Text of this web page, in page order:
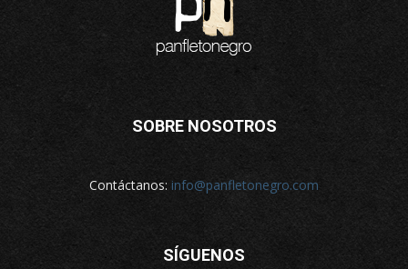
SOBRE NOSOTROS
Contáctanos: info@panfletonegro.com
SÍGUENOS